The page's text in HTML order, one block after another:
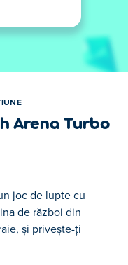
Arena Turbo
joc de lupte cu
de război din
și privește-ți